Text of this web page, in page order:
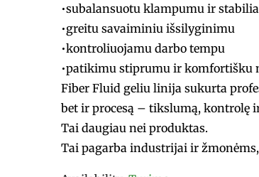
•subalansuotu klampumu ir
•greitu savaiminiu išsilyginimu
•kontroliuojamu darbo tempu
•patikimu stiprumu ir komfortišku
Fiber Fluid geliu linija sukurta
bet ir procesą – tikslumą, kontrolę
Tai daugiau nei produktas.
Tai pagarba industrijai ir